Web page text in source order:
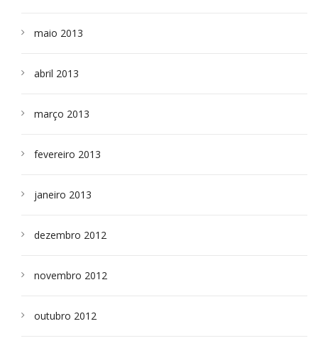
maio 2013
abril 2013
março 2013
fevereiro 2013
janeiro 2013
dezembro 2012
novembro 2012
outubro 2012